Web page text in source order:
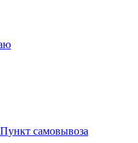
самовывоза